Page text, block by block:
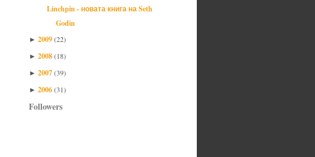
Linchpin - новата книга на Seth
Godin
► 2009(22)
► 2008(18)
► 2007(39)
► 2006(31)
Followers